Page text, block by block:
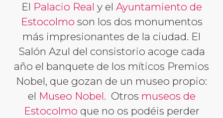
El Palacio Real y el Ayuntamiento de
Estocolmo son los dos monumentos
más impresionantes de la ciudad. El
Salón Azul del consistorio acoge cada
año el banquete de los míticos Premios
Nobel, que gozan de un museo propio:
el Museo Nobel. Otros museos de
Estocolmo que no os podéis perder